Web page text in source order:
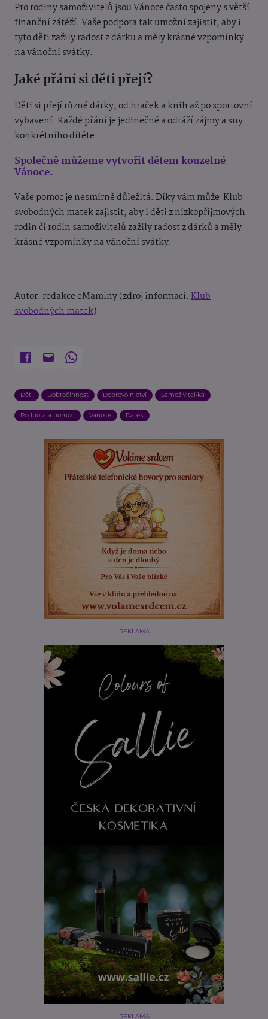
Pro rodiny samoživitelů jsou Vánoce často spojeny s větší
finanční zátěží. Vaše podpora tak umožní zajistit, aby i
tyto děti zažily radost z dárku a měly krásné vzpomínky
na vánoční svátky.
Jaké přání si děti přejí?
Děti si přejí různé dárky, od hraček a knih až po sportovní
vybavení. Každé přání je jedinečné a odráží zájmy a sny
konkrétního dítěte.
Společně můžeme vytvořit dětem kouzelné
Vánoce.
Vaše pomoc je nesmírně důležitá. Díky vám může Klub
svobodných matek zajistit, aby i děti z nízkopříjmových
rodin či rodin samoživitelů zažily radost z dárků a měly
krásné vzpomínky na vánoční svátky.
Autor: redakce eMaminy (zdroj informací: Klub
svobodných matek)
Děti Dobročinnost Dobrovolnictví Samoživitel/ka
Podpora a pomoc Vánoce Dárek
REKLAMA
REKLAMA